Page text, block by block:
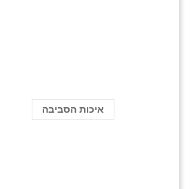
איכות הסביבה